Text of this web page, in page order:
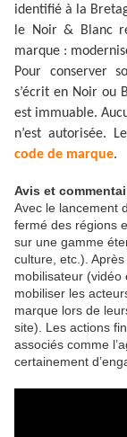
identifié à la
le Noir & Blanc
marque :
Pour conserver
s’écrit en Noir ou
est immuable.
n’est autorisée.
code de marque.
Avis et
Avec le lancement
fermé des régions
sur une gamme
culture, etc.).
mobilisateur (vidéo
mobiliser les
marque lors de
site). Les actions
associés comme
certainement